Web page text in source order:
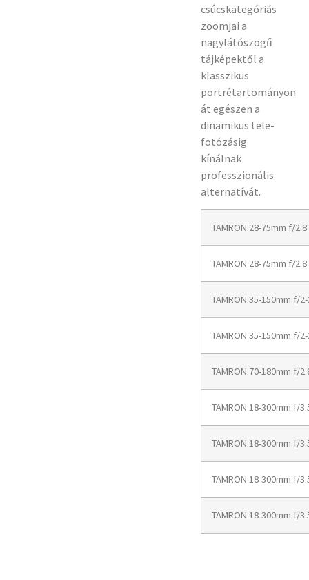
csúcskategóriás
zoomjai a
nagylátószögű
tájképektől a
klasszikus
portrétartományon
át egészen a
dinamikus tele-
fotózásig
kínálnak
professzionális
alternatívát.
TAMRON 28-75mm f/2.8
TAMRON 28-75mm f/
TAMRON 35-150mm f/
TAMRON 35-150mm f/
TAMRON 70-180mm f/
TAMRON 18-300mm f/
TAMRON 18-300mm f/
TAMRON 18-300mm f/
TAMRON 18-300mm f/